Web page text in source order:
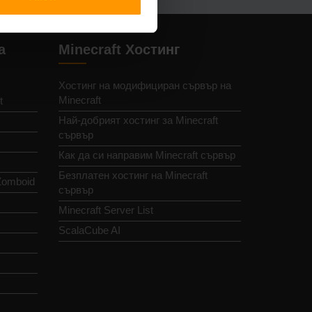
Minecraft Хостинг
Хостинг на модифициран сървър на
Minecraft
Най-добрият хостинг за Minecraft
сървър
Как да си направим Minecraft сървър
Безплатен хостинг на Minecraft
сървър
Minecraft Server List
ScalaCube AI